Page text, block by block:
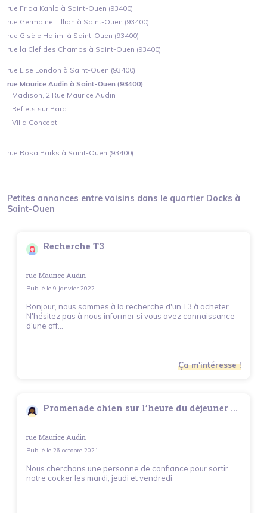
rue Frida Kahlo à Saint-Ouen (93400)
rue Germaine Tillion à Saint-Ouen (93400)
rue Gisèle Halimi à Saint-Ouen (93400)
rue la Clef des Champs à Saint-Ouen (93400)
rue Lise London à Saint-Ouen (93400)
rue Maurice Audin à Saint-Ouen (93400)
Madison, 2 Rue Maurice Audin
Reflets sur Parc
Villa Concept
rue Rosa Parks à Saint-Ouen (93400)
Petites annonces entre voisins dans le quartier Docks à
Saint-Ouen
Recherche T3
rue Maurice Audin
Publié le 9 janvier 2022
Bonjour, nous sommes à la recherche d'un T3 à acheter.
N'hésitez pas à nous informer si vous avez connaissance
d'une off...
Ça m'intéresse !
Promenade chien sur l’heure du déjeuner ...
rue Maurice Audin
Publié le 26 octobre 2021
Nous cherchons une personne de confiance pour sortir
notre cocker les mardi, jeudi et vendredi